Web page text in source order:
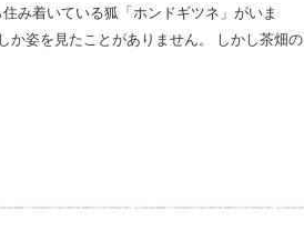
み着いている狐「ホンドギツネ」がいま
か姿を見たことがありません。 しかし茶畑の